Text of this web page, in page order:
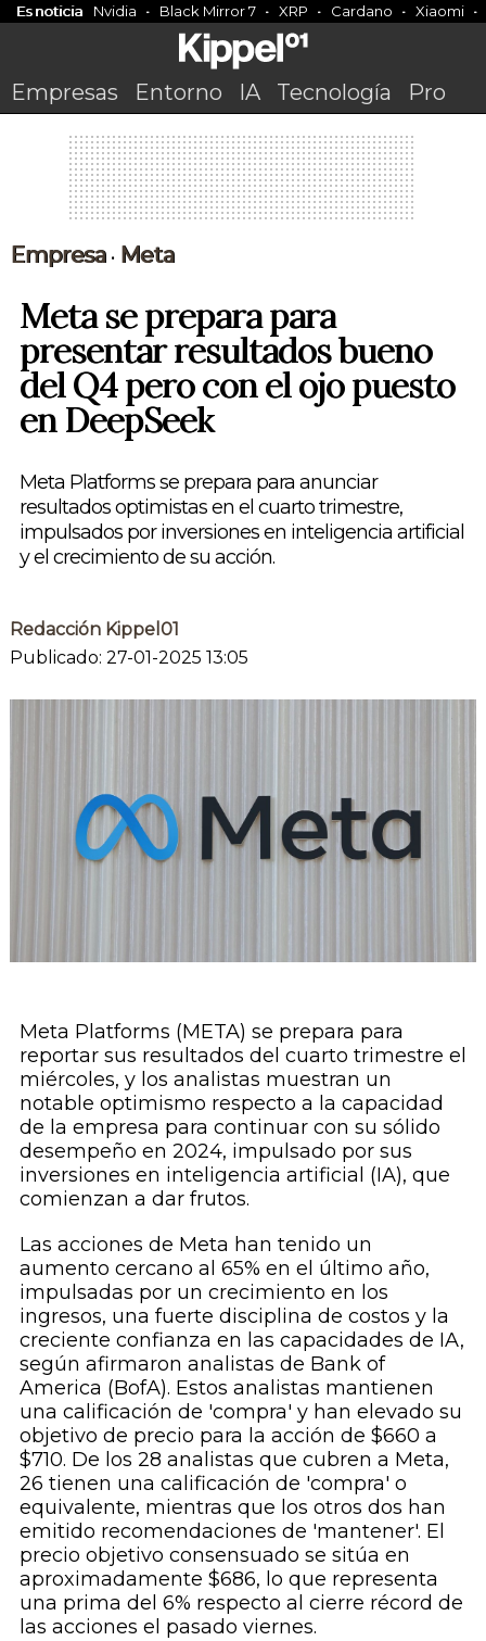
Es noticia Nvidia Black Mirror 7 XRP Cardano Xiaomi
Empresas Entorno IA Tecnología Pro
Empresa• Meta
Meta se prepara para
presentar resultados bueno
del Q4 pero con el ojo puesto
en DeepSeek
Meta Platforms se prepara para anunciar
resultados optimistas en el cuarto trimestre,
impulsados por inversiones en inteligencia artificial
y el crecimiento de su acción.
Redacción Kippel01
Publicado: 27-01-2025 13:05
Meta Platforms (META) se prepara para
reportar sus resultados del cuarto trimestre el
miércoles, y los analistas muestran un
notable optimismo respecto a la capacidad
de la empresa para continuar con su sólido
desempeño en 2024, impulsado por sus
inversiones en inteligencia artificial (IA), que
comienzan a dar frutos.
Las acciones de Meta han tenido un
aumento cercano al 65% en el último año,
impulsadas por un crecimiento en los
ingresos, una fuerte disciplina de costos y la
creciente confianza en las capacidades de IA,
según afirmaron analistas de Bank of
America (BofA). Estos analistas mantienen
una calificación de 'compra' y han elevado su
objetivo de precio para la acción de $660 a
$710. De los 28 analistas que cubren a Meta,
26 tienen una calificación de 'compra' o
equivalente, mientras que los otros dos han
emitido recomendaciones de 'mantener'. El
precio objetivo consensuado se sitúa en
aproximadamente $686, lo que representa
una prima del 6% respecto al cierre récord de
las acciones el pasado viernes.